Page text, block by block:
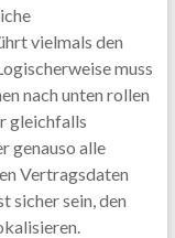
vielmals den
muss
nach unten rollen
gleichfalls
genauso alle
Vertragsdaten
sicher sein, den